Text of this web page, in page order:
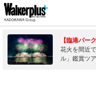
【臨港パー
花火を間近
ル」鑑賞ツ